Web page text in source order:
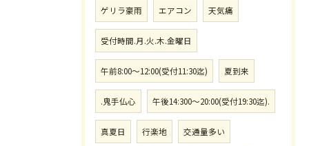
ゲリラ豪雨 エアコン 天気痛
受付時間.月.火.木.金曜日
午前8:00〜12:00(受付11:30迄) 夏到来
.鬼手仏心 午後14:300〜20:00(受付19:30迄).
真夏日 行楽地 交通量多い